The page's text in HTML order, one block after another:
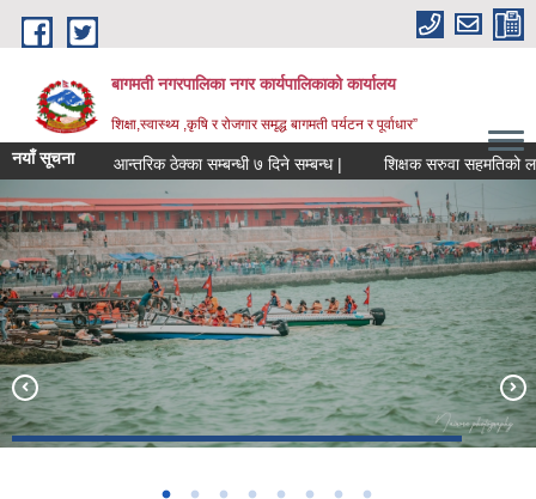
Skip to main content
बागमती नगरपालिका नगर कार्यपालिकाको कार्यालय
शिक्षा,स्वास्थ्य ,कृषि र रोजगार समृद्ध बागमती पर्यटन र पूर्वाधार”
नयाँ सूचना आन्तरिक ठेक्का सम्बन्धी ७ दिने सम्बन्ध | शिक्षक सरुवा
Construction of Municipal Park with Resort (Working -Under